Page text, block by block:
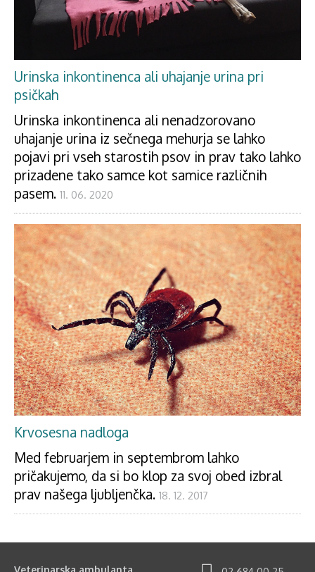
Urinska inkontinenca ali uhajanje urina pri
psičkah
Urinska inkontinenca ali nenadzorovano
uhajanje urina iz sečnega mehurja se lahko
pojavi pri vseh starostih psov in prav tako lahko
prizadene tako samce kot samice različnih
pasem. 11. 06. 2020
Krvosesna nadloga
Med februarjem in septembrom lahko
pričakujemo, da si bo klop za svoj obed izbral
prav našega ljubljenčka. 18. 12. 2017